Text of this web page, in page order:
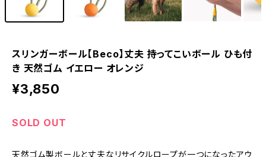
スリンガーボール【Beco】丈夫 持ってこいボール ひも付
き 天然ゴム イエロー オレンジ
¥3,850
SOLD OUT
天然ゴム製ボールと丈夫なリサイクルロープが一つになったアウ